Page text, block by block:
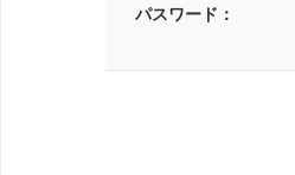
パスワード：